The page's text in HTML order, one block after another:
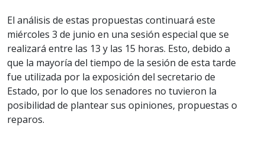
El análisis de estas propuestas continuará este
miércoles 3 de junio en una sesión especial que se
realizará entre las 13 y las 15 horas. Esto, debido a
que la mayoría del tiempo de la sesión de esta tarde
fue utilizada por la exposición del secretario de
Estado, por lo que los senadores no tuvieron la
posibilidad de plantear sus opiniones, propuestas o
reparos.